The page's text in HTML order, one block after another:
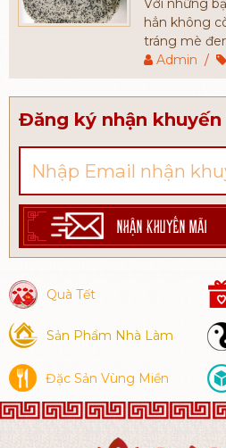
Với những
hẳn không
tráng mè
ăn mang nét
bánh tráng
người yêu
khách khi
món bánh
thân, bạn
Admin /
Đăng ký nhận khuyến
NHẬN KHUYẾN MÃI
Quà Tết
Sản Phẩm Nhà Làm
Đặc Sản Vùng Miền